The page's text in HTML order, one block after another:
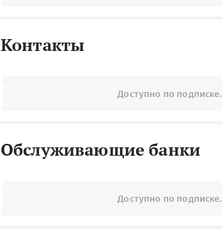
Контакты
Доступно по подписке.
Обслуживающие банки
Доступно по подписке.